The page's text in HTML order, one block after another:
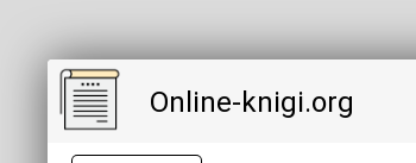
Online-knigi.org